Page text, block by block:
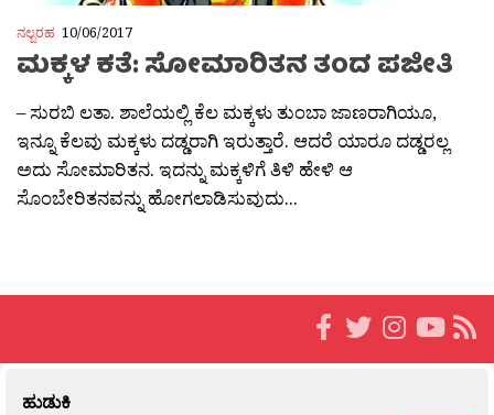
ನಲ್ಬರಹ 10/06/2017
ಮಕ್ಕಳ ಕತೆ: ಸೋಮಾರಿತನ ತಂದ ಪಜೀತಿ
– ಸುರಬಿ ಲತಾ. ಶಾಲೆಯಲ್ಲಿ ಕೆಲ ಮಕ್ಕಳು ತುಂಬಾ ಜಾಣರಾಗಿಯೂ,
ಇನ್ನೂ ಕೆಲವು ಮಕ್ಕಳು ದಡ್ಡರಾಗಿ ಇರುತ್ತಾರೆ. ಆದರೆ ಯಾರೂ ದಡ್ಡರಲ್ಲ
ಅದು ಸೋಮಾರಿತನ. ಇದನ್ನು ಮಕ್ಕಳಿಗೆ ತಿಳಿ ಹೇಳಿ ಆ
ಸೊಂಬೇರಿತನವನ್ನು ಹೋಗಲಾಡಿಸುವುದು...
ಹುಡುಕಿ